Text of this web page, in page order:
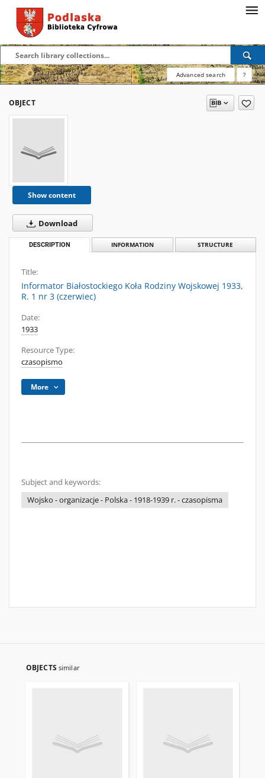
Advanced search ?
OBJECT
Show content
Download
DESCRIPTION INFORMATION STRUCTURE
Title:
Informator Białostockiego Koła Rodziny Wojskowej 1933,
R. 1 nr 3 (czerwiec)
Date:
1933
Resource Type:
czasopismo
More
Subject and keywords:
Wojsko - organizacje - Polska - 1918-1939 r. - czasopisma
OBJECTS similar